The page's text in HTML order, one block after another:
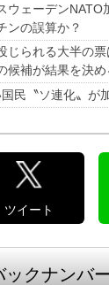
ウェーデンNATO
ンの誤算か？
じられる大半の
候補が結果を決
民〝ソ連化〟が
ツイート
ックナンバ